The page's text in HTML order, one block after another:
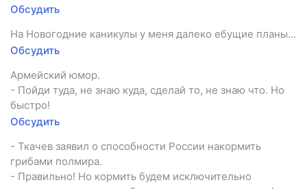
Обсудить
На Новогодние каникулы у меня далеко ебущие планы...
Обсудить
Армейский юмор.
- Пойди туда, не знаю куда, сделай то, не знаю что. Но
быстро!
Обсудить
- Ткачев заявил о способности России накормить
грибами полмира.
- Правильно! Но кормить будем исключительно